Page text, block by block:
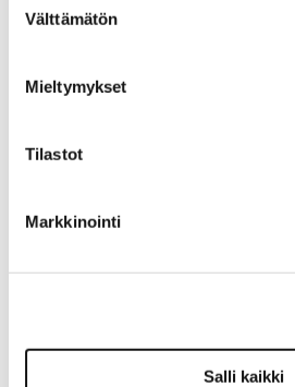
valinta
Välttämätön
Mieltymykset
Tilastot
Markkinointi
Salli kaikki
Cheftop X - XEDA-0611-
(k)